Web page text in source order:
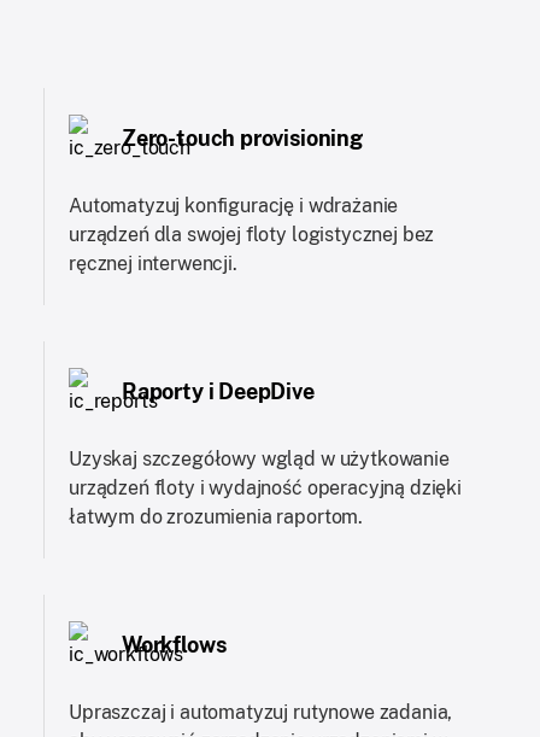
Zero-touch provisioning
Automatyzuj konfigurację i wdrażanie
urządzeń dla swojej floty logistycznej bez
ręcznej interwencji.
Raporty i DeepDive
Uzyskaj szczegółowy wgląd w użytkowanie
urządzeń floty i wydajność operacyjną dzięki
łatwym do zrozumienia raportom.
Workflows
Upraszczaj i automatyzuj rutynowe zadania,